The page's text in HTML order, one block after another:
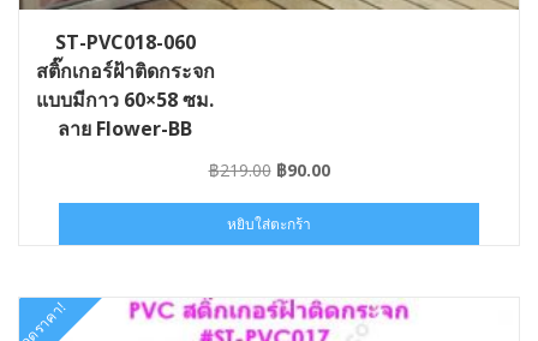
ST-PVC018-060
สติ๊กเกอร์ฝ้าติดกระจก
แบบมีกาว 60×58 ซม.
ลาย Flower-BB
฿219.00 Original
was:
฿219.00.
฿90.00Current
฿90.00.
หยิบใส่ตะกร้า
ลดราคา!